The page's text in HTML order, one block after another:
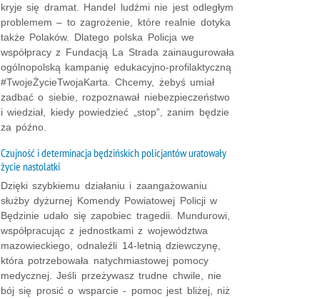
kryje się dramat. Handel ludźmi nie jest odległym
problemem – to zagrożenie, które realnie dotyka
także Polaków. Dlatego polska Policja we
współpracy z Fundacją La Strada zainaugurowała
ogólnopolską kampanię edukacyjno-profilaktyczną
#TwojeŻycieTwojaKarta. Chcemy, żebyś umiał
zadbać o siebie, rozpoznawał niebezpieczeństwo
i wiedział, kiedy powiedzieć „stop”, zanim będzie
za późno.
Czujność i determinacja będzińskich policjantów uratowały
życie nastolatki
Dzięki szybkiemu działaniu i zaangażowaniu
służby dyżurnej Komendy Powiatowej Policji w
Będzinie udało się zapobiec tragedii. Mundurowi,
współpracując z jednostkami z województwa
mazowieckiego, odnaleźli 14-letnią dziewczynę,
która potrzebowała natychmiastowej pomocy
medycznej. Jeśli przeżywasz trudne chwile, nie
bój się prosić o wsparcie - pomoc jest bliżej, niż